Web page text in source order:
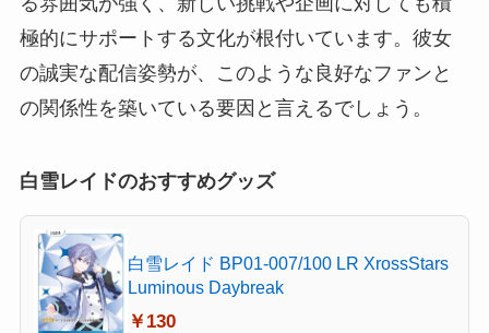
極的にサポートする文化が根付いています。彼女
の誠実な配信姿勢が、このような良好なファンと
の関係性を築いている要因と言えるでしょう。
白雪レイドのおすすめグッズ
白雪レイド BP01-007/100 LR XrossStars
Luminous Daybreak
￥130